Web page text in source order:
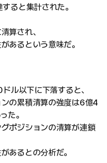
ると集計された。
算され、
あるという意味だ。
ル以下に下落すると、
の累積清算の強度は6億4
た。
ポジションの清算が連鎖
あるとの分析だ。